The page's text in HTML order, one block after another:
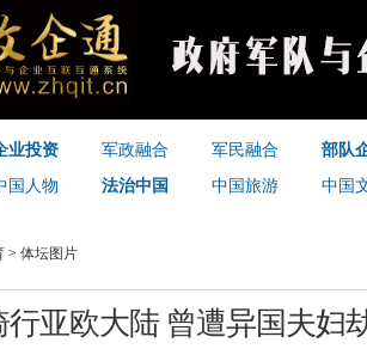
业投资 军政融合 军民融合
部队
国人物 法治中国 中国旅游 中国
> 体坛图片
行亚欧大陆 曾遭异国夫妇